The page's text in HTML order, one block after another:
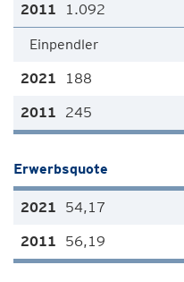
1.092
Einpendler
188
245
Erwerbsquote
54,17
56,19